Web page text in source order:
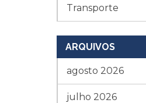
Transporte
ARQUIVOS
agosto 2026
julho 2026